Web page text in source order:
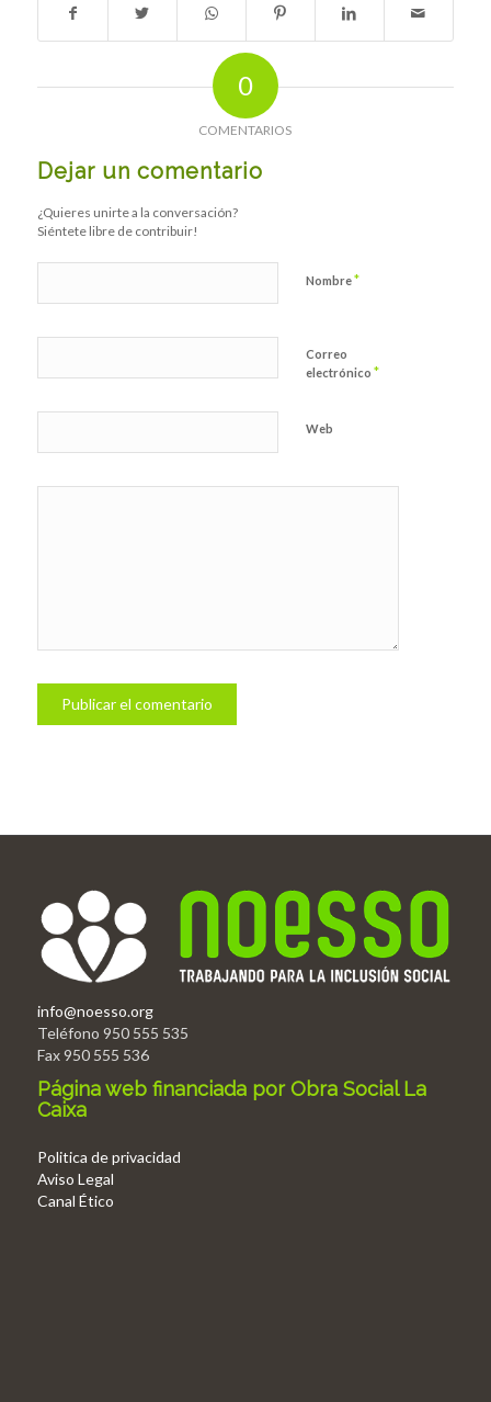
0
COMENTARIOS
Dejar un comentario
¿Quieres unirte a la conversación?
Siéntete libre de contribuir!
Nombre*
Correo
electrónico *
Web
info@noesso.org
Teléfono 950 555 535
Fax 950 555 536
Página web financiada por Obra Social La
Caixa
Politica de privacidad
Aviso Legal
Canal Ético